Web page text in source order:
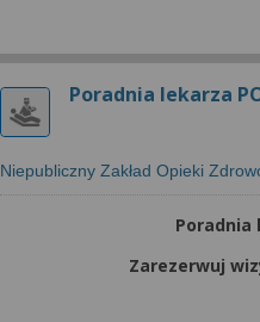
Poradnia lekarza
Niepubliczny Zakład Opieki
Poradnia
Zarezerwuj